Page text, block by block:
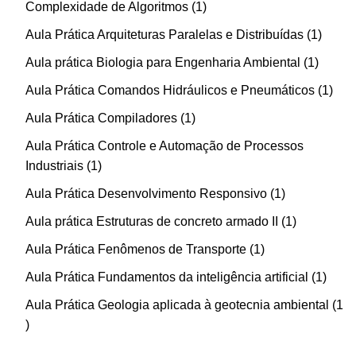
Complexidade de Algoritmos 1
Aula Prática Arquiteturas Paralelas e Distribuídas 1
Aula prática Biologia para Engenharia Ambiental 1
Aula Prática Comandos Hidráulicos e Pneumáticos 1
Aula Prática Compiladores 1
Aula Prática Controle e Automação de Processos
Industriais 1
Aula Prática Desenvolvimento Responsivo 1
Aula prática Estruturas de concreto armado II 1
Aula Prática Fenômenos de Transporte 1
Aula Prática Fundamentos da inteligência artificial 1
Aula Prática Geologia aplicada à geotecnia ambiental 1